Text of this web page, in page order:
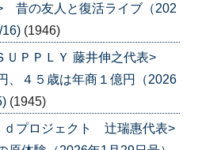
昔の友人と復活ライブ（202
(1946)
ＵＰＰＬＹ 藤井伸之代表>
、４５歳は年商１億円（2026
(1945)
ｄプロジェクト 辻瑞惠代表>